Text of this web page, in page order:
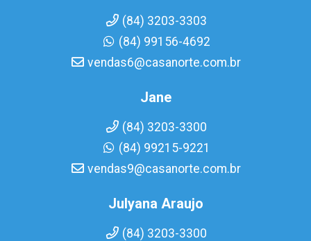
(84) 3203-3303
(84) 99156-4692
vendas6@casanorte.com.br
Jane
(84) 3203-3300
(84) 99215-9221
vendas9@casanorte.com.br
Julyana Araujo
(84) 3203-3300